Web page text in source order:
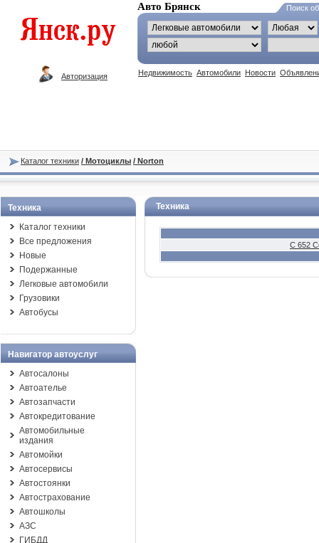
Авто Брянск Поиск
Авторизация Недвижимость Автомобили Новости
Каталог техники / Мотоциклы / Norton
Техника
Каталог техники
Все предложения
Новые
Подержанные
Легковые автомобили
Грузовики
Автобусы
Навигатор автоуслуг
Автосалоны
Автоателье
Автозапчасти
Автокредитование
Автомобильные
издания
Автомойки
Автосервисы
Автостоянки
Автострахование
Автошколы
АЗС
ГИБДД
Техника
C 652